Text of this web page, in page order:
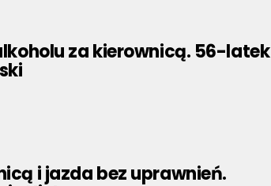
za kierownicą. 56-latek
i jazda bez uprawnień.